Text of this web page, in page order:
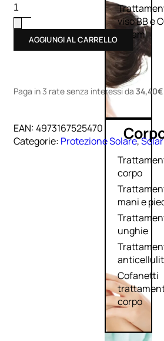
viso BB e
cream
corpo
mani e
unghie
Cofanetti
corpo
AGGIUNGI AL CARRELLO
Paga in 3 rate senza interessi da 34,40€
EAN:4973167525470
Categorie: Protezione Solare,